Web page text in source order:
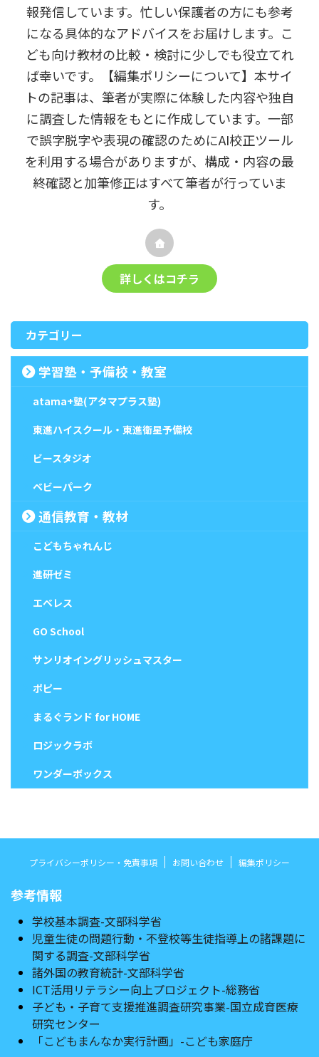
報発信しています。忙しい保護者の方にも参考
になる具体的なアドバイスをお届けします。こ
ども向け教材の比較・検討に少しでも役立てれ
ば幸いです。【編集ポリシーについて】本サイ
トの記事は、筆者が実際に体験した内容や独自
に調査した情報をもとに作成しています。一部
で誤字脱字や表現の確認のためにAI校正ツール
を利用する場合がありますが、構成・内容の最
終確認と加筆修正はすべて筆者が行っていま
す。
詳しくはコチラ
カテゴリー
学習塾・予備校・教室
atama+塾(アタマプラス塾)
東進ハイスクール・東進衛星予備校
ビースタジオ
ベビーパーク
通信教育・教材
こどもちゃれんじ
進研ゼミ
エベレス
GO School
サンリオイングリッシュマスター
ポピー
まるぐランド for HOME
ロジックラボ
ワンダーボックス
プライバシーポリシー・免責事項 お問い合わせ 編集ポリシー
参考情報
学校基本調査-文部科学省
児童生徒の問題行動・不登校等生徒指導上の諸課題に
関する調査-文部科学省
諸外国の教育統計-文部科学省
ICT活用リテラシー向上プロジェクト-総務省
子ども・子育て支援推進調査研究事業-国立成育医療
研究センター
「こどもまんなか実行計画」-こども家庭庁